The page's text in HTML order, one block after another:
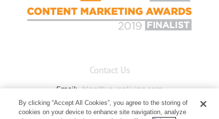
Contact Us
Email: blog@youngliving.com
Member Services: 1-800-371-3515
By clicking “Accept All Cookies”, you agree to the storing of
cookies on your device to enhance site navigation, analyze